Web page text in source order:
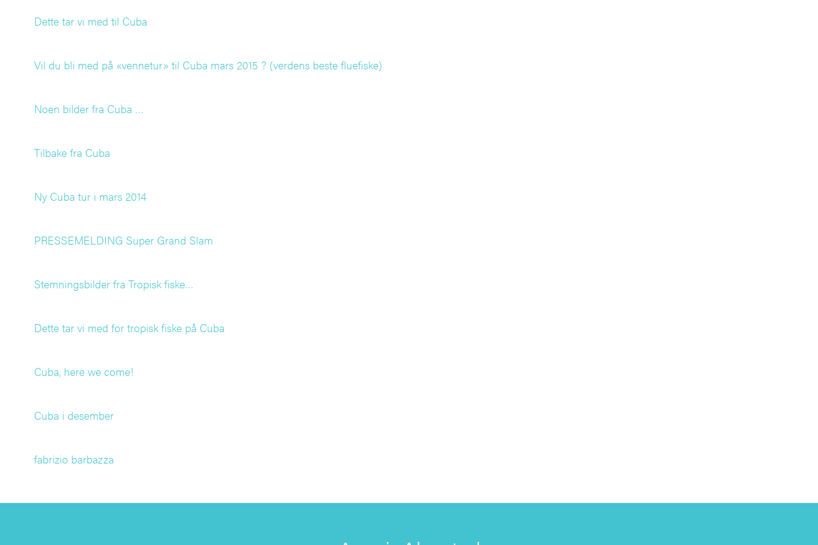
Dette tar vi med til Cuba
Vil du bli med på «vennetur» til Cuba mars 2015 ? (verdens beste fluefiske)
Noen bilder fra Cuba …
Tilbake fra Cuba
Ny Cuba tur i mars 2014
PRESSEMELDING Super Grand Slam
Stemningsbilder fra Tropisk fiske…
Dette tar vi med for tropisk fiske på Cuba
Cuba, here we come!
Cuba i desember
fabrizio barbazza